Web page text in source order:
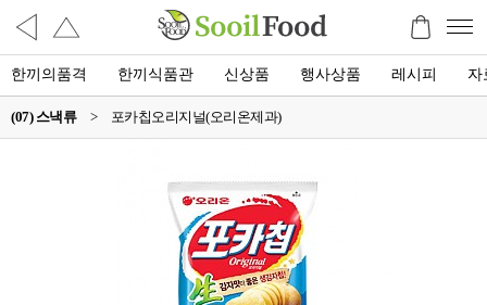
한끼의품격 한끼식품관 신상품 행사상품 레시피 자
(07) 스낵류 > 포카칩오리지널(오리온제과)